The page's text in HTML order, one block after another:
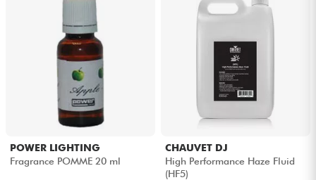
POWER LIGHTING
Fragrance POMME 20 ml
CHAUVET DJ
High Performance Haze Fluid
(HF5)